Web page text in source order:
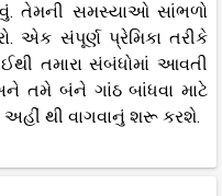
તેમની સમસ્યાઓ સાંભળો
એક સંપૂર્ણ પ્રેમિકા તરીકે
તમારા સંબંધોમાં આવતી
તમે બંને ગાંઠ બાંધવા માટે
થી વાગવાનું શરૂ કરશે.